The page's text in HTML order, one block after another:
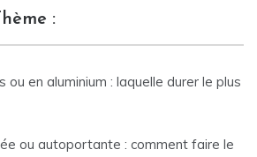
:
ou en aluminium : laquelle durer le plus
ou autoportante : comment faire le